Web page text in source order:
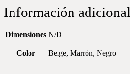
Información adicional
Dimensiones N/D
Color Beige, Marrón, Negro